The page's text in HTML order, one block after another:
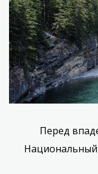
Перед
Национальный